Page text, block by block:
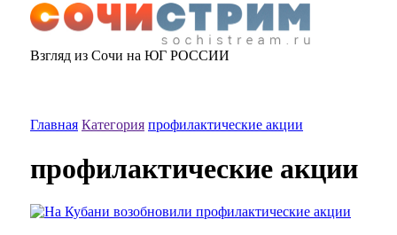
Взгляд из Сочи на ЮГ РОССИИ
Главная Категория профилактические акции
профилактические акции